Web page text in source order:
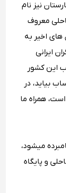
نیز نام
معروف
های اخیر به
ایرانی
این کشور
بیاید، در
همراه ما
میشود،
و پایگاه